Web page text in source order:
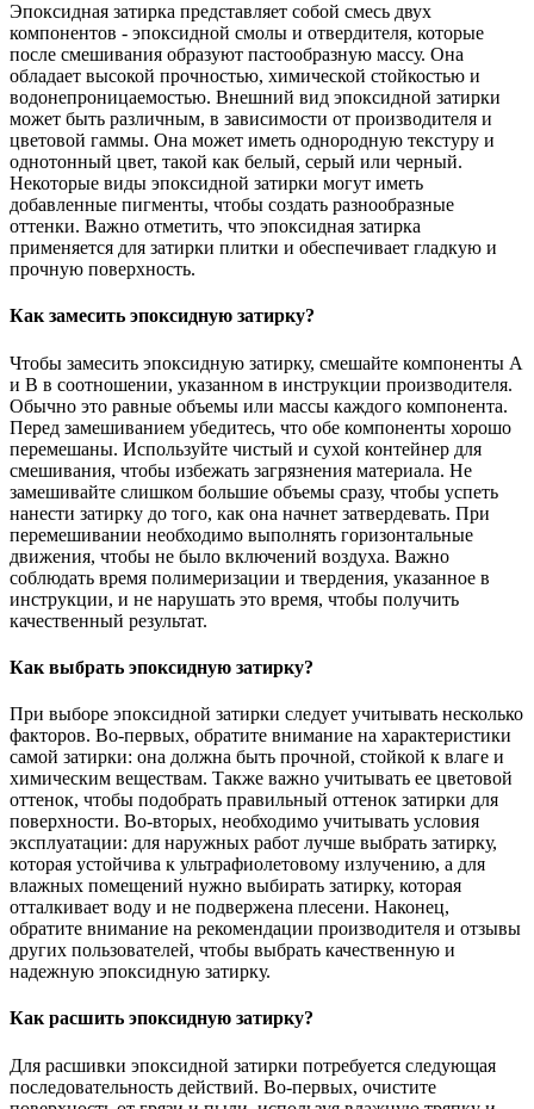
Эпоксидная затирка представляет собой смесь двух
компонентов - эпоксидной смолы и отвердителя, которые
после смешивания образуют пастообразную массу. Она
обладает высокой прочностью, химической стойкостью и
водонепроницаемостью. Внешний вид эпоксидной затирки
может быть различным, в зависимости от производителя и
цветовой гаммы. Она может иметь однородную текстуру и
однотонный цвет, такой как белый, серый или черный.
Некоторые виды эпоксидной затирки могут иметь
добавленные пигменты, чтобы создать разнообразные
оттенки. Важно отметить, что эпоксидная затирка
применяется для затирки плитки и обеспечивает гладкую и
прочную поверхность.
Как замесить эпоксидную затирку?
Чтобы замесить эпоксидную затирку, смешайте компоненты A
и B в соотношении, указанном в инструкции производителя.
Обычно это равные объемы или массы каждого компонента.
Перед замешиванием убедитесь, что обе компоненты хорошо
перемешаны. Используйте чистый и сухой контейнер для
смешивания, чтобы избежать загрязнения материала. Не
замешивайте слишком большие объемы сразу, чтобы успеть
нанести затирку до того, как она начнет затвердевать. При
перемешивании необходимо выполнять горизонтальные
движения, чтобы не было включений воздуха. Важно
соблюдать время полимеризации и твердения, указанное в
инструкции, и не нарушать это время, чтобы получить
качественный результат.
Как выбрать эпоксидную затирку?
При выборе эпоксидной затирки следует учитывать несколько
факторов. Во-первых, обратите внимание на характеристики
самой затирки: она должна быть прочной, стойкой к влаге и
химическим веществам. Также важно учитывать ее цветовой
оттенок, чтобы подобрать правильный оттенок затирки для
поверхности. Во-вторых, необходимо учитывать условия
эксплуатации: для наружных работ лучше выбрать затирку,
которая устойчива к ультрафиолетовому излучению, а для
влажных помещений нужно выбирать затирку, которая
отталкивает воду и не подвержена плесени. Наконец,
обратите внимание на рекомендации производителя и отзывы
других пользователей, чтобы выбрать качественную и
надежную эпоксидную затирку.
Как расшить эпоксидную затирку?
Для расшивки эпоксидной затирки потребуется следующая
последовательность действий. Во-первых, очистите